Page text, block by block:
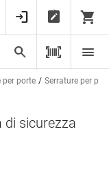
per porte Serrature per
di sicurezza